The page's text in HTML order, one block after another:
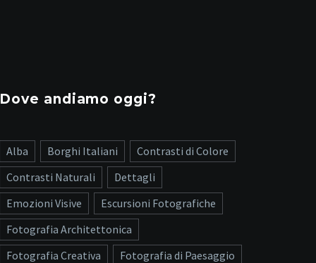
Dove andiamo oggi?
Alba Borghi Italiani
Contrasti di Colore
Contrasti Naturali
Dettagli
Emozioni Visive
Escursioni Fotografiche
Fotografia Architettonica
Fotografia Creativa
Fotografia di Paesaggio